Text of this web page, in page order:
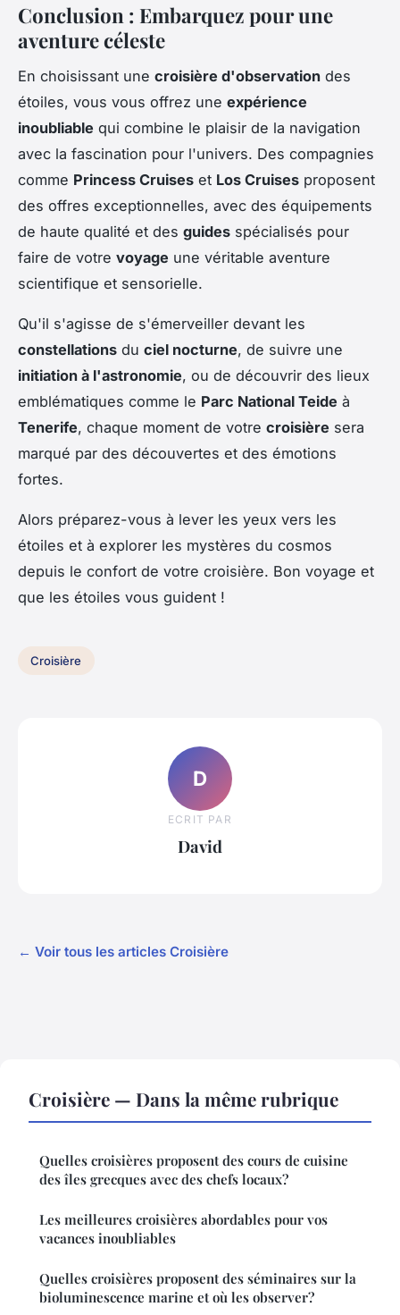
Conclusion : Embarquez pour une
aventure céleste
En choisissant une croisière d'observation des
étoiles, vous vous offrez une expérience
inoubliable qui combine le plaisir de la navigation
avec la fascination pour l'univers. Des compagnies
comme Princess Cruises et Los Cruises proposent
des offres exceptionnelles, avec des équipements
de haute qualité et des guides spécialisés pour
faire de votre voyage une véritable aventure
scientifique et sensorielle.
Qu'il s'agisse de s'émerveiller devant les
constellations du ciel nocturne, de suivre une
initiation à l'astronomie, ou de découvrir des lieux
emblématiques comme le Parc National Teide à
Tenerife, chaque moment de votre croisière sera
marqué par des découvertes et des émotions
fortes.
Alors préparez-vous à lever les yeux vers les
étoiles et à explorer les mystères du cosmos
depuis le confort de votre croisière. Bon voyage et
que les étoiles vous guident !
Croisière
D
ECRIT PAR
David
← Voir tous les articles Croisière
Croisière — Dans la même rubrique
Quelles croisières proposent des cours de cuisine
des îles grecques avec des chefs locaux?
Les meilleures croisières abordables pour vos
vacances inoubliables
Quelles croisières proposent des séminaires sur la
bioluminescence marine et où les observer?